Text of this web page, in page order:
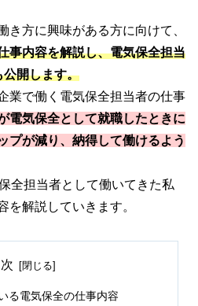
き方に興味がある方に向けて、
事内容を解説し、電気保全担当
公開します。
業で働く電気保全担当者の仕事
電気保全として就職したときに
プが減り、納得して働けるよう
全担当者として働いてきた私
を解説していきます。
る電気保全の仕事内容